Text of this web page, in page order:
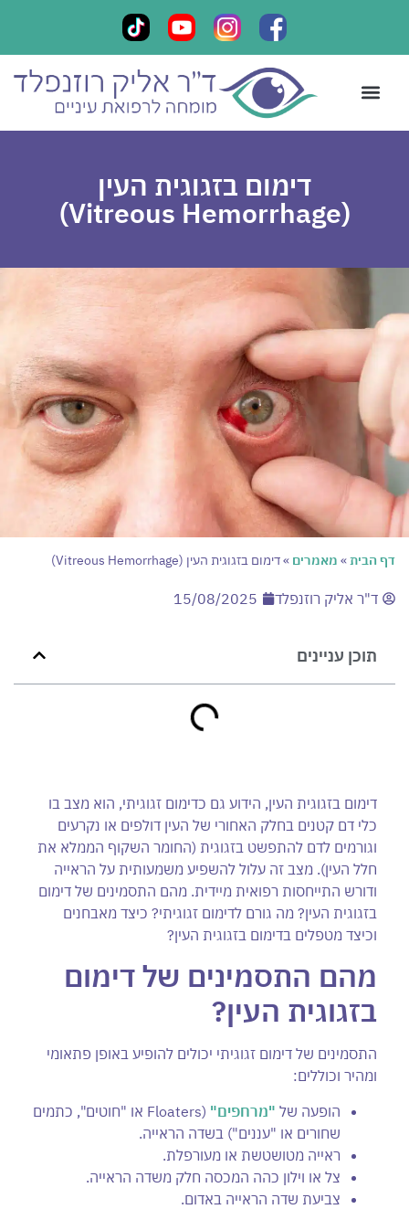
דימום בזגוגית העין
(Vitreous Hemorrhage)
דף הבית» מאמרים »דימום בזגוגית העין (Vitreous Hemorrhage)
ד"ר אליק רוזנפלד 15/08/2025
תוכן עניינים
דימום בזגוגית העין, הידוע גם כדימום זגוגיתי, הוא מצב בו
כלי דם קטנים בחלק האחורי של העין דולפים או נקרעים
וגורמים לדם להתפשט בזגוגית (החומר השקוף הממלא את
חלל העין). מצב זה עלול להשפיע משמעותית על הראייה
ודורש התייחסות רפואית מיידית. מהם התסמינים של דימום
בזגוגית העין? מה גורם לדימום זגוגיתי? כיצד מאבחנים
וכיצד מטפלים בדימום בזגוגית העין?
מהם התסמינים של דימום
בזגוגית העין?
התסמינים של דימום זגוגיתי יכולים להופיע באופן פתאומי
ומהיר וכוללים:
הופעה של "מרחפים"
(Floaters או "חוטים", כתמים
שחורים או "עננים") בשדה הראייה.
ראייה מטושטשת או מעורפלת.
צל או וילון כהה המכסה חלק משדה הראייה.
צביעת שדה הראייה באדום.